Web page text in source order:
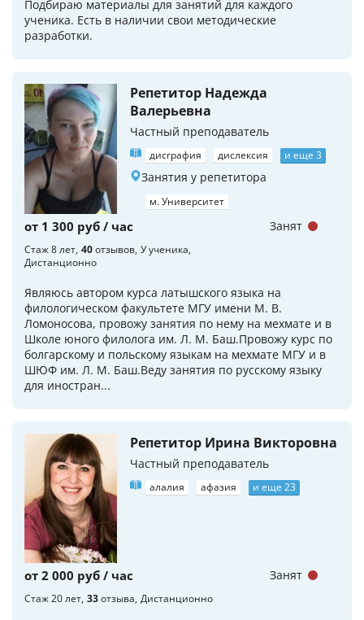
Подбираю материалы для занятий для каждого
ученика. Есть в наличии свои методические
разработки.
Репетитор Надежда
Валерьевна
Частный преподаватель
дисграфия дислексия и еще 3
Занятия у репетитора
м. Университет
от 1 300 руб / час
Стаж 8 лет 40отзывов У ученика
Дистанционно
Являюсь автором курса латышского языка на
филологическом факультете МГУ имени М. В.
Ломоносова, провожу занятия по нему на мехмате и в
Школе юного филолога им. Л. М. Баш.Провожу курс по
болгарскому и польскому языкам на мехмате МГУ и в
ШЮФ им. Л. М. Баш.Веду занятия по русскому языку
для иностран...
Занят
Репетитор Ирина Викторовна
Частный преподаватель
алалия афазия и еще 23
от 2 000 руб / час
Стаж 20 лет 33отзыва Дистанционно
Занят